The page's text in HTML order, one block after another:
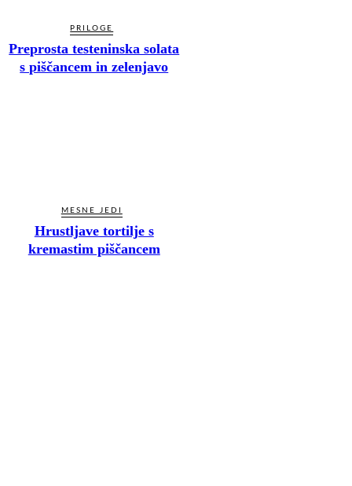
PRILOGE
Preprosta testeninska solata
s piščancem in zelenjavo
MESNE JEDI
Hrustljave tortilje s
kremastim piščancem